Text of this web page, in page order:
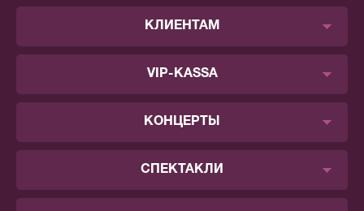
КЛИЕНТАМ
VIP-KASSA
КОНЦЕРТЫ
СПЕКТАКЛИ